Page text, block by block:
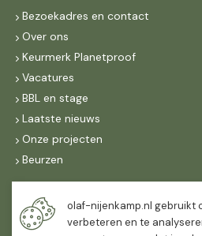
Bezoekadres en contact
Over ons
Keurmerk Planetproof
Vacatures
BBL en stage
Laatste nieuws
Onze projecten
Beurzen
Maandag t/m vrijdag
07:30- 16:30
olaf-nijenkamp.nl gebruikt
verbeteren en te